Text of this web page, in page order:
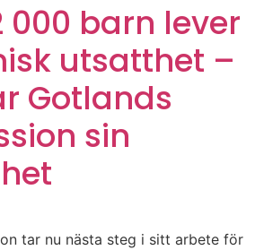
000 barn lever
utsatthet –
Gotlands
sin
tar nu nästa steg i sitt arbete för